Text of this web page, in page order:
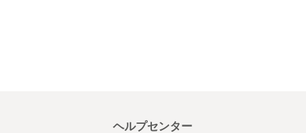
ヘルプセンター